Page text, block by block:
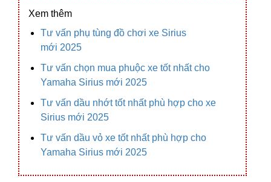
Xem thêm
Tư vấn phụ tùng đồ chơi xe Sirius
mới 2025
Tư vấn chọn mua phuộc xe tốt nhất cho
Yamaha Sirius mới 2025
Tư vấn dầu nhớt tốt nhất phù hợp cho xe
Sirius mới 2025
Tư vấn dầu vỏ xe tốt nhất phù hợp cho
Yamaha Sirius mới 2025